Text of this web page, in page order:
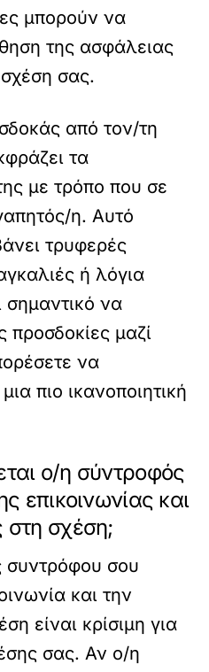
μπορούν να
της ασφάλειας
σας.
από τον/τη
τα
με τρόπο που σε
η. Αυτό
τρυφερές
ή λόγια
σημαντικό να
προσδοκίες μαζί
να
πιο ικανοποιητική
ο/η σύντροφός
επικοινωνίας και
στη σχέση;
συντρόφου σου
και την
είναι κρίσιμη για
σας. Αν ο/η